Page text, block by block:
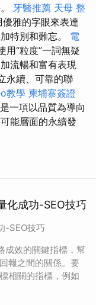
牙醫推薦 天母 整
優雅的字眼來表達
特別和難忘。 電
用“粒度”一詞無疑
流暢和富有表現
永續、可靠的聯
教學 柬埔寨簽證
一項以品質為導向
能層面的永續發
化成功-SEO技巧
-SEO技巧
成效的關鍵指標，幫
報之間的關係。要
相關的指標，例如